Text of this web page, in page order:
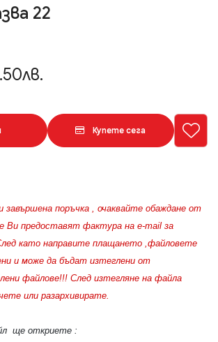
22
Купете сега
завършена поръчка , очаквайте обаждане от
Ви предоставят фактура на e-mail за
като направите плащането ,файловете
и може да бъдат изтеглени от
файлове!!! След изтегляне на файла
или разархивирате.
ще откриете :